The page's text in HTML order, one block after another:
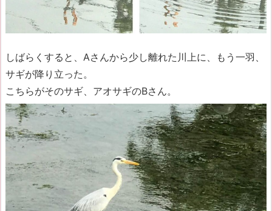
しばらくすると、Aさんから少し離れた川上に、もう一羽、
サギが降り立った。
こちらがそのサギ、アオサギのBさん。